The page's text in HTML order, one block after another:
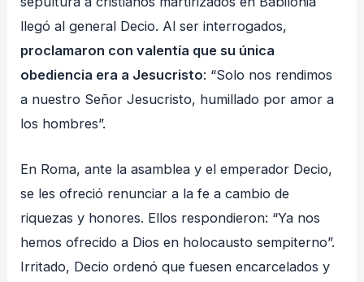
llegó al general Decio. Al ser interrogados,
proclamaron con valentía que su única
obediencia era a Jesucristo: “Solo nos rendimos
a nuestro Señor Jesucristo, humillado por amor a
los hombres”.
En Roma, ante la asamblea y el emperador Decio,
se les ofreció renunciar a la fe a cambio de
riquezas y honores. Ellos respondieron: “Ya nos
hemos ofrecido a Dios en holocausto sempiterno”.
Irritado, Decio ordenó que fuesen encarcelados y